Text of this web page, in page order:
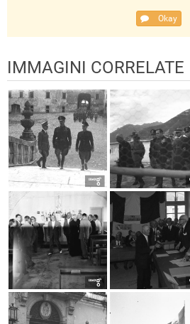
Okay
IMMAGINI CORRELATE